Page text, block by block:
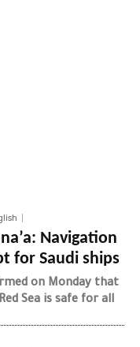
Navigation
for Saudi ships
on Monday that
Sea is safe for all...